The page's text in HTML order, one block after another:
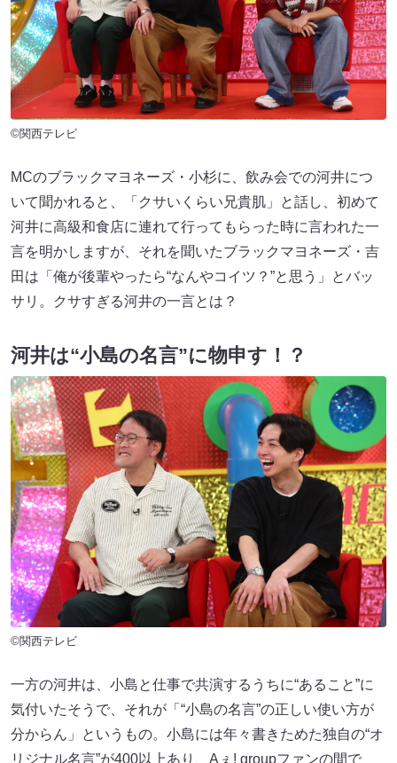
©関西テレビ
MCのブラックマヨネーズ・小杉に、飲み会での河井につ
いて聞かれると、「クサいくらい兄貴肌」と話し、初めて
河井に高級和食店に連れて行ってもらった時に言われた一
言を明かしますが、それを聞いたブラックマヨネーズ・吉
田は「俺が後輩やったら“なんやコイツ？”と思う」とバッ
サリ。クサすぎる河井の一言とは？
河井は“小島の名言”に物申す！？
©関西テレビ
一方の河井は、小島と仕事で共演するうちに“あること”に
気付いたそうで、それが「“小島の名言”の正しい使い方が
分からん」というもの。小島には年々書きためた独自の“オ
リジナル名言”が400以上あり、Aぇ! groupファンの間で